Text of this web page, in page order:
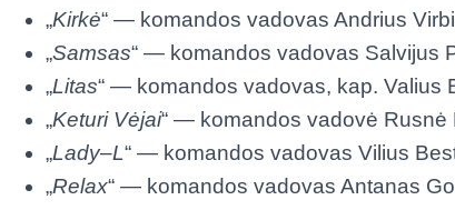
„Kirkė“ — komandos vadovas Andrius
„Samsas“ — komandos vadovas Salvijus
„Litas“ — komandos vadovas, kap. Valius
„Keturi Vėjai“ — komandos vadovė Rusnė
„Lady–L“ — komandos vadovas Vilius
„Relax“ — komandos vadovas Antanas